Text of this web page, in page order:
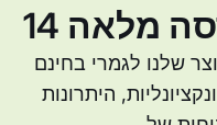
מלאה
שלנו לגמרי בחינם
היתרונות